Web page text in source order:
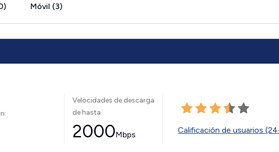
Móvil (3)
Velocidades de descarga
de hasta
2000Mbps Calificación de usuarios